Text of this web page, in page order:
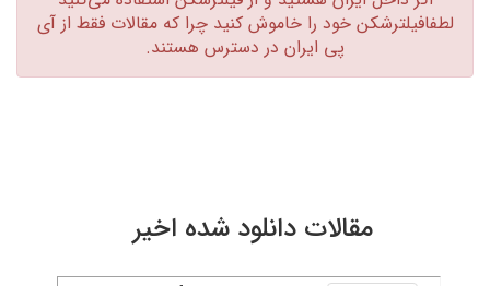
لطفافیلترشکن خود را خاموش کنید چرا که مقالات فقط از آی
پی ایران در دسترس هستند.‏
مقالات دانلود شده اخیر